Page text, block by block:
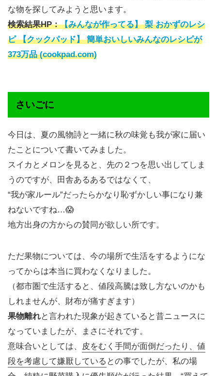
な物を探してみようと思います。
検索結果HP：【みんなが作ってる】 梨 おかずのレシ
ピ 【クックパッド】 簡単おいしいみんなのレシピが
373万品 (cookpad.com)
さいごに
今日は、夏の風物詩と一緒に秋の味覚も我が家に届い
たことについて書いてみました。
スイカとメロンを見ると、先の２つを思い出してしま
うのですが、田舎あるあるではなくて、
“我が家ルール”だったらかなり恥ずかしい事になり兼
ねないですね…😱
地方出身の方からの賛同が欲しい所です。
ただ果物については、今の場所で生活をするようにな
ってからは本当に買わなくなりました。
（都市圏で生活すると、値段高騰は致し方ないのかも
しれませんが、財布が痛すぎます）
果物離れと言われた現象が起きていると昔ニュースに
なっていましたが、まさにそれです。
意味合いとしては、
皮をむく手間が面倒だったり、値
段を考慮して嫌厭している との事でしたが、私の場